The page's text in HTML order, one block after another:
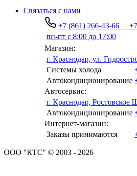
Связаться с нами
+7 (861) 266-43-66
+7
пн-пт с 8:00 до 17:00
Магазин:
г. Краснодар, ул.
Системы холода
Автокондиционирование
Автосервис:
г. Краснодар, Ростовское
Автокондиционирование
Интернет-магазин:
Заказы принимаются
ООО "КТС" © 2003 - 2026